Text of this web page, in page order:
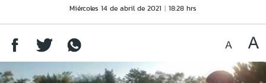
Miércoles 14 de abril de 2021 18:28 hrs